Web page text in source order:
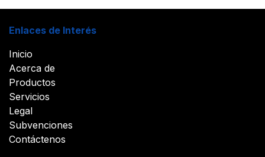
Enlaces de Interés
Inicio
Acerca de
Productos
Servicios
Legal
Subvenciones
Contáctenos